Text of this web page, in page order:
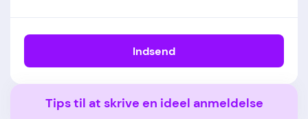
Indsend
Tips til at skrive en ideel anmeldelse